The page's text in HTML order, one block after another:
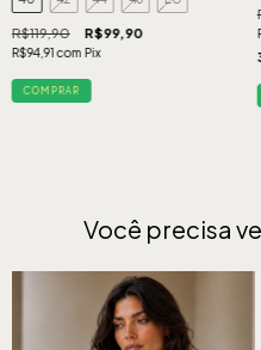
R$119,90 R$99,90
R$94,91com Pix
COMPRAR
Você precisa